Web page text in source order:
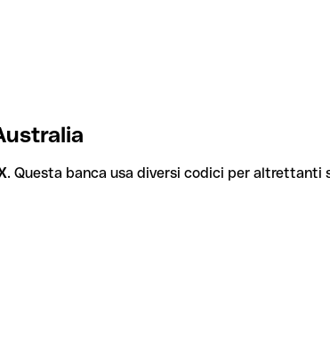
. Questa banca usa diversi codici per